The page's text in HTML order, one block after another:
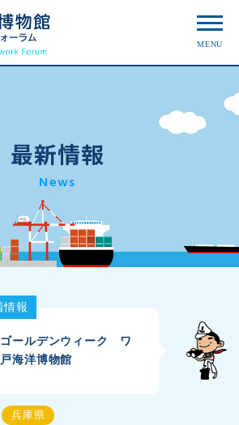
最新情報
News
情報
ゴールデンウィーク ワ
海洋博物館
兵庫県
MENU